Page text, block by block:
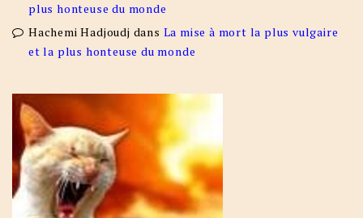
plus honteuse du monde
Hachemi Hadjoudj dans La mise à mort la plus vulgaire
et la plus honteuse du monde